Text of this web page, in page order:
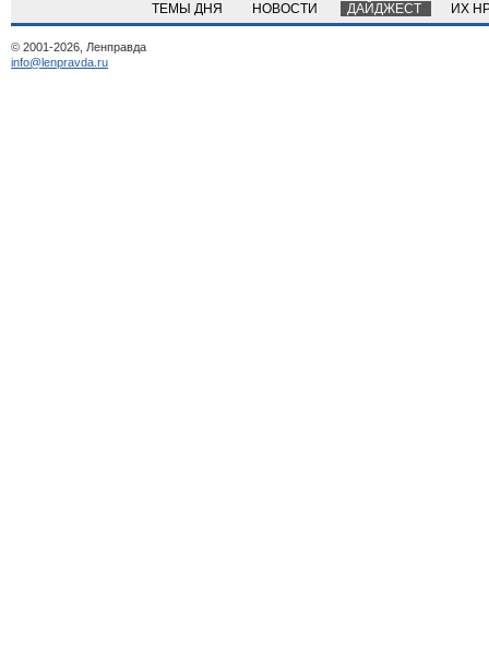
ТЕМЫ ДНЯ НОВОСТИ ДАЙДЖЕСТ ИХ
© 2001-2026, Ленправда
info@lenpravda.ru